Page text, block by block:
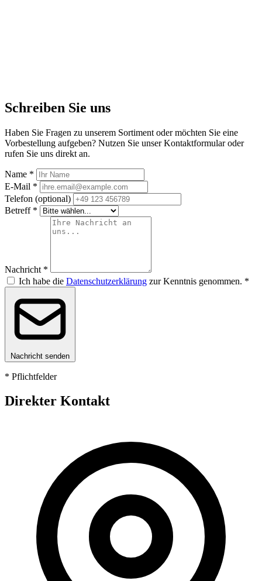
Schreiben Sie uns
Haben Sie Fragen zu unserem Sortiment oder möchten Sie eine
Vorbestellung aufgeben? Nutzen Sie unser Kontaktformular oder
rufen Sie uns direkt an.
Name *
E-Mail *
Telefon (optional)
Betreff *
Nachricht *
Ich habe die Datenschutzerklärung zur Kenntnis genommen. *
Nachricht senden
* Pflichtfelder
Direkter Kontakt